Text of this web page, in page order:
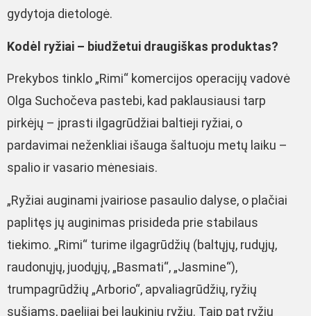
gydytoja dietologė.
Kodėl ryžiai – biudžetui draugiškas produktas?
Prekybos tinklo „Rimi“ komercijos operacijų vadovė
Olga Suchočeva pastebi, kad paklausiausi tarp
pirkėjų – įprasti ilgagrūdžiai baltieji ryžiai, o
pardavimai neženkliai išauga šaltuoju metų laiku –
spalio ir vasario mėnesiais.
„Ryžiai auginami įvairiose pasaulio dalyse, o plačiai
paplitęs jų auginimas prisideda prie stabilaus
tiekimo. „Rimi“ turime ilgagrūdžių (baltųjų, rudųjų,
raudonųjų, juodųjų, „Basmati“, „Jasmine“),
trumpagrūdžių „Arborio“, apvaliagrūdžių, ryžių
sušiams, paelijai bei laukinių ryžių. Taip pat ryžių